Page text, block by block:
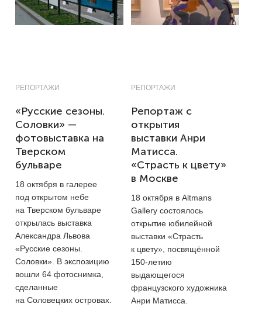
РЕПОРТАЖИ
«Русские сезоны.
Соловки» —
фотовыставка на
Тверском
бульваре
18 октября в галерее
под открытом небе
на Тверском бульваре
открылась выставка
Александра Львова
«Русские сезоны.
Соловки». В экспозицию
вошли 64 фотоснимка,
сделанные
на Соловецких островах.
РЕПОРТАЖИ
Репортаж с
открытия
выставки Анри
Матисса.
«Страсть к цвету»
в Москве
18 октября в Altmans
Gallery состоялось
открытие юбилейной
выставки «Страсть
к цвету», посвящённой
150-летию
выдающегося
французского художника
Анри Матисса.